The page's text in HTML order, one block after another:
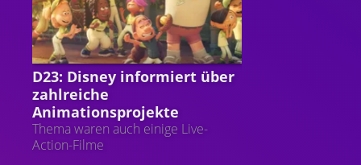
DISNEY
D23: Disney informiert über
zahlreiche
Animationsprojekte
Thema waren auch einige Live-
Action-Filme